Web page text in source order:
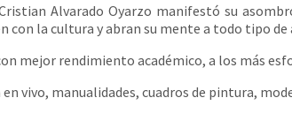
Alvarado Oyarzo manifestó su
la cultura y abran su mente a todo tipo
rendimiento académico, a los más
vivo, manualidades, cuadros de pintura,